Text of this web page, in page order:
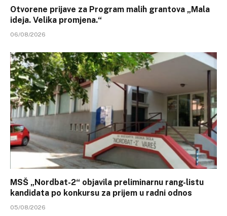
Otvorene prijave za Program malih grantova „Mala
ideja. Velika promjena.“
06/08/2026
MSŠ „Nordbat-2“ objavila preliminarnu rang-listu
kandidata po konkursu za prijem u radni odnos
05/08/2026